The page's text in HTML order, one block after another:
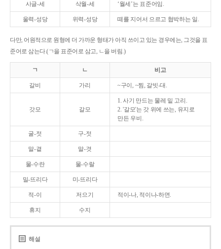
사글-세 삭월-세 ‘월세’는 표준어임.
울력-성당 위력-성당 떼를 지어서 으르고 협박하는 일.
다만, 어원적으로 원형에 더 가까운 형태가 아직 쓰이고 있는 경우에는, 그것을 표
준어로 삼는다.(ㄱ을 표준어로 삼고, ㄴ을 버림.)
ㄱ ㄴ 비고
갈비 가리 ~구이, ~찜, 갈빗-대.
갓모 갈모
1. 사기 만드는 물레 밑 고리.
2. '갈모'는 갓 위에 쓰는, 유지로
만든 우비.
굴-젓 구-젓
말-곁 말-겻
물-수란 물-수랄
밀-뜨리다 미-뜨리다
적-이 저으기 적이-나, 적이나-하면.
휴지 수지
해설